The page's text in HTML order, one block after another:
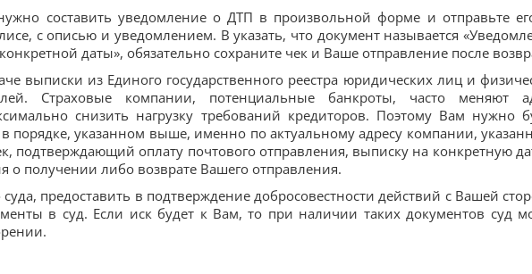
составить уведомление о ДТП в произвольной форме и отправьте
с описью и уведомлением. В указать, что документ называется
даты», обязательно сохраните чек и Ваше отправление после
выписки из Единого государственного реестра юридических лиц и
Страховые компании, потенциальные банкроты, часто меняют
снизить нагрузку требований кредиторов. Поэтому Вам нужно
порядке, указанном выше, именно по актуальному адресу компании,
подтверждающий оплату почтового отправления, выписку на конкретную
о получении либо возврате Вашего отправления.
предоставить в подтверждение добросовестности действий с Вашей
в суд. Если иск будет к Вам, то при наличии таких документов суд